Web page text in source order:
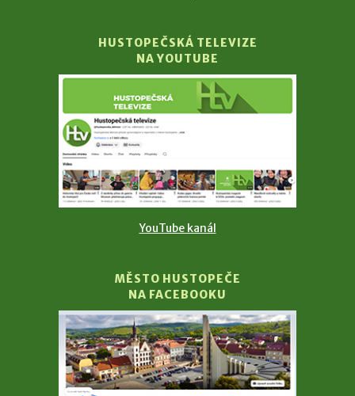
HUSTOPEČSKÁ TELEVIZE
NA YOUTUBE
YouTube kanál
MĚSTO HUSTOPEČE
NA FACEBOOKU